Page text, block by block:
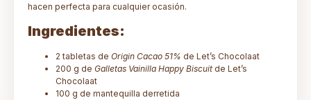
hacen perfecta para cualquier ocasión.
Ingredientes:
2 tabletas de Origin Cacao 51% de Let’s Chocolaat
200 g de Galletas Vainilla Happy Biscuit de Let’s
Chocolaat
100 g de mantequilla derretida